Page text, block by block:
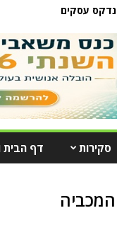
עסקים
סקירות דף הבית